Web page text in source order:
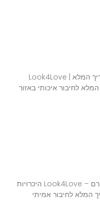
היכרויות עם קוקסינליות בקריות – המדריך המלא | Look4Love
לחיבור איכותי באזור
היכרויות עם קוקסינליות ישראליות בטלגרם – Look4Love היכרויות
המלא לחיבור אמיתי